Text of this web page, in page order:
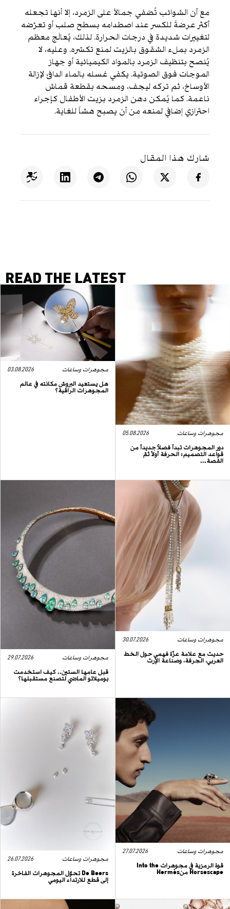
مع أن الشوائب تُضفي جمالاً على الزمرد، إلا أنها تجعله
أكثر عرضةً للكسر عند اصطدامه بسطح صلب أو تعرّضه
لتغييرات شديدة في درجات الحرارة. لذلك، يُعالَج معظم
الزمرد بملء الشقوق بالزيت لمنع تكسّره. وعليه، لا
يُنصح بتنظيف الزمرد بالمواد الكيميائية أو جهاز
الموجات فوق الصوتية. يكفي غسله بالماء الدافئ لإزالة
الأوساخ، ثم تركه ليجف، ومسحه بقطعة قماش
ناعمة. كما يُمكن دهن الزمرد بزيت الأطفال كإجراء
احترازي إضافي لمنعه من أن يصبح هشاً للغاية.
شارك هذا المقال
READ THE LATEST
مجوهرات وساعات 05.08.2026
دور المجوهرات تبدأ فصلاً جديداً من
قواعد التصميم: الحرفة أولاً ثمّ
القصة...
مجوهرات وساعات 03.08.2026
هل يستعيد البروش مكانته في عالم
المجوهرات الراقية؟
مجوهرات وساعات 30.07.2026
حديث مع علامة عزّة فهمي حول الخط
العربي، الحِرفة، وصناعة الإرث مجوهرات وساعات 29.07.2026
قبل عامها الستين.. كيف استخدمت
بوميلاتو الماضي لتصنع مستقبلها؟
مجوهرات وساعات 27.07.2026
قوة الرمزية في مجوهرات Into the
Horsescape منHermès
مجوهرات وساعات 26.07.2026
De Beers تحوّل المجوهرات الفاخرة
إلى قطع للارتداء اليومي